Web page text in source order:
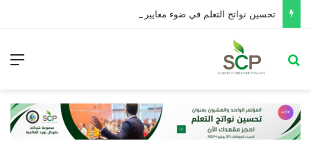
تحسین نواتج التعلم في ضوء معايير تقويم الأداء التربوي